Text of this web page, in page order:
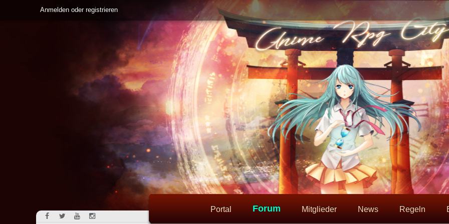
Anmelden oder registrieren
Portal Forum Mitglieder News Regeln